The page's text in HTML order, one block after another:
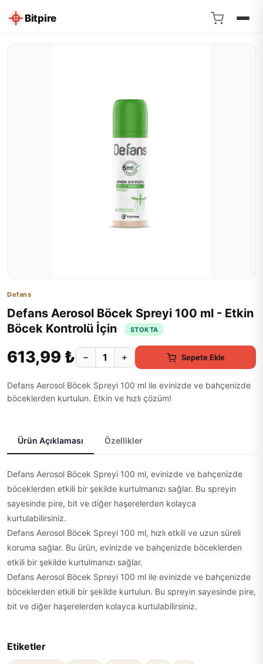
Bitpire
Defans
Defans Aerosol Böcek Spreyi 100 ml - Etkin
Böcek Kontrolü İçin
STOKTA
613,99 ₺ − + Sepete Ekle
Defans Aerosol Böcek Spreyi 100 ml ile evinizde ve bahçenizde
böceklerden kurtulun. Etkin ve hızlı çözüm!
Ürün Açıklaması Özellikler
Defans Aerosol Böcek Spreyi 100 ml, evinizde ve bahçenizde
böceklerden etkili bir şekilde kurtulmanızı sağlar. Bu spreyin
sayesinde pire, bit ve diğer haşerelerden kolayca
kurtulabilirsiniz.
Defans Aerosol Böcek Spreyi 100 ml, hızlı etkili ve uzun süreli
koruma sağlar. Bu ürün, evinizde ve bahçenizde böceklerden
etkili bir şekilde kurtulmanızı sağlar.
Defans Aerosol Böcek Spreyi 100 ml ile evinizde ve bahçenizde
böceklerden etkili bir şekilde kurtulun. Bu spreyin sayesinde pire,
bit ve diğer haşerelerden kolayca kurtulabilirsiniz.
Etiketler